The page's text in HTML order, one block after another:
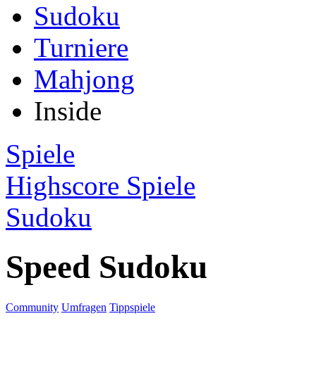
Sudoku
Turniere
Mahjong
Inside
Spiele
Highscore Spiele
Sudoku
Speed Sudoku
Community Umfragen Tippspiele